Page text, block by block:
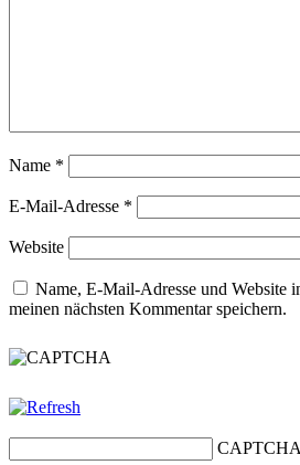
Name *
E-Mail-Adresse *
Website
Name, E-Mail-Adresse und Website
meinen nächsten Kommentar speichern.